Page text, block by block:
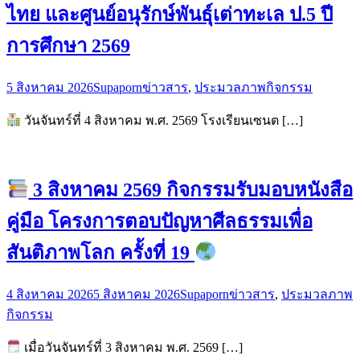
ไทย และศูนย์อนุรักษ์พันธุ์เต่าทะเล ป.5 ปี
การศึกษา 2569
5 สิงหาคม 2026Supapornข่าวสาร, ประมวลภาพกิจกรรม
วันจันทร์ที่ 4 สิงหาคม พ.ศ. 2569 โรงเรียนเซนต […]
3 สิงหาคม 2569 กิจกรรมรับมอบหนังสือ
คู่มือ โครงการตอบปัญหาศีลธรรมเพื่อ
สันติภาพโลก ครั้งที่ 19
4 สิงหาคม 20265 สิงหาคม 2026Supapornข่าวสาร, ประมวลภาพ
กิจกรรม
เมื่อวันจันทร์ที่ 3 สิงหาคม พ.ศ. 2569 […]